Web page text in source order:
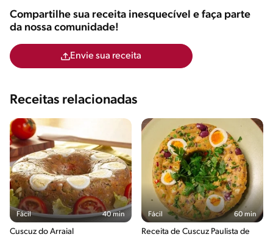
Compartilhe sua receita inesquecível e faça parte
da nossa comunidade!
Envie sua receita
Receitas relacionadas
Fácil 40 min
Cuscuz do Arraial
Fácil 60 min
Receita de Cuscuz Paulista de